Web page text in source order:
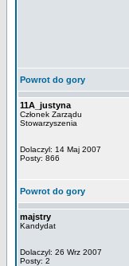
Powrot do gory
11A_justyna
Członek Zarządu
Stowarzyszenia
Dolaczyl: 14 Maj 2007
Posty: 866
Powrot do gory
majstry
Kandydat
Dolaczyl: 26 Wrz 2007
Posty: 2